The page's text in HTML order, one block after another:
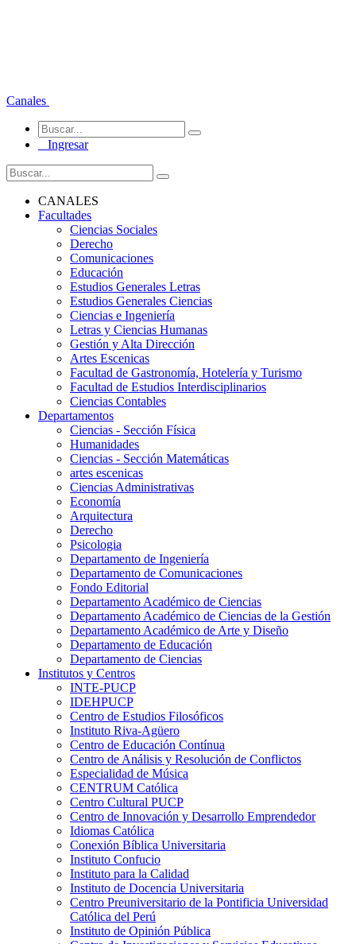
Canales
Ingresar
CANALES
Facultades
Ciencias Sociales
Derecho
Comunicaciones
Educación
Estudios Generales Letras
Estudios Generales Ciencias
Ciencias e Ingeniería
Letras y Ciencias Humanas
Gestión y Alta Dirección
Artes Escenicas
Facultad de Gastronomía, Hotelería y Turismo
Facultad de Estudios Interdisciplinarios
Ciencias Contables
Departamentos
Ciencias - Sección Física
Humanidades
Ciencias - Sección Matemáticas
artes escenicas
Ciencias Administrativas
Economía
Arquitectura
Derecho
Psicologia
Departamento de Ingeniería
Departamento de Comunicaciones
Fondo Editorial
Departamento Académico de Ciencias
Departamento Académico de Ciencias de la Gestión
Departamento Académico de Arte y Diseño
Departamento de Educación
Departamento de Ciencias
Institutos y Centros
INTE-PUCP
IDEHPUCP
Centro de Estudios Filosóficos
Instituto Riva-Agüero
Centro de Educación Contínua
Centro de Análisis y Resolución de Conflictos
Especialidad de Música
CENTRUM Católica
Centro Cultural PUCP
Centro de Innovación y Desarrollo Emprendedor
Idiomas Católica
Conexión Bíblica Universitaria
Instituto Confucio
Instituto para la Calidad
Instituto de Docencia Universitaria
Centro Preuniversitario de la Pontificia Universidad
Católica del Perú
Instituto de Opinión Pública